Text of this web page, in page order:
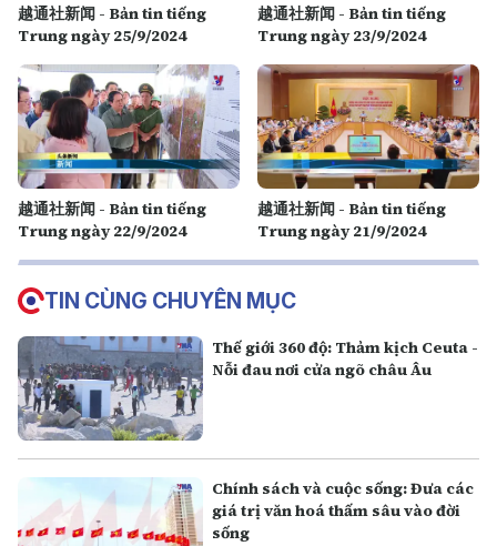
越通社新闻 - Bản tin tiếng
Trung ngày 25/9/2024
越通社新闻 - Bản tin tiếng
Trung ngày 23/9/2024
越通社新闻 - Bản tin tiếng
Trung ngày 22/9/2024
越通社新闻 - Bản tin tiếng
Trung ngày 21/9/2024
TIN CÙNG CHUYÊN MỤC
Thế giới 360 độ: Thảm kịch Ceuta -
Nỗi đau nơi cửa ngõ châu Âu
Chính sách và cuộc sống: Đưa các
giá trị văn hoá thấm sâu vào đời
sống